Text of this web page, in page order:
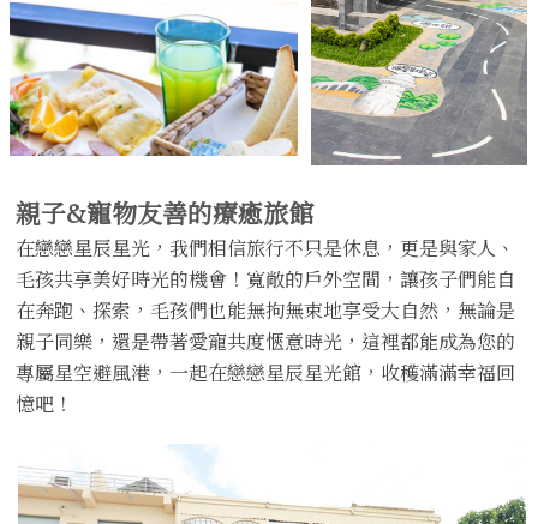
親子&寵物友善的療癒旅館
在戀戀星辰星光，我們相信旅行不只是休息，更是與家人、
毛孩共享美好時光的機會！ 寬敞的戶外空間，讓孩子們能自
在奔跑、探索，毛孩們也能無拘無束地享受大自然，無論是
親子同樂，還是帶著愛寵共度愜意時光，這裡都能成為您的
專屬星空避風港，一起在戀戀星辰星光館，收穫滿滿幸福回
憶吧！